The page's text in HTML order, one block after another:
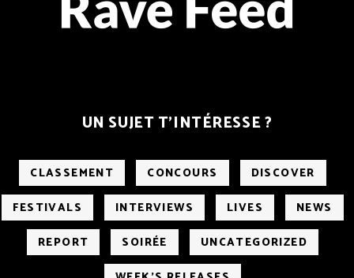
UN SUJET T’INTÉRESSE ?
CLASSEMENT CONCOURS
DISCOVER
FESTIVALS
INTERVIEWS LIVES
NEWS
REPORT
SOIRÉE
UNCATEGORIZED